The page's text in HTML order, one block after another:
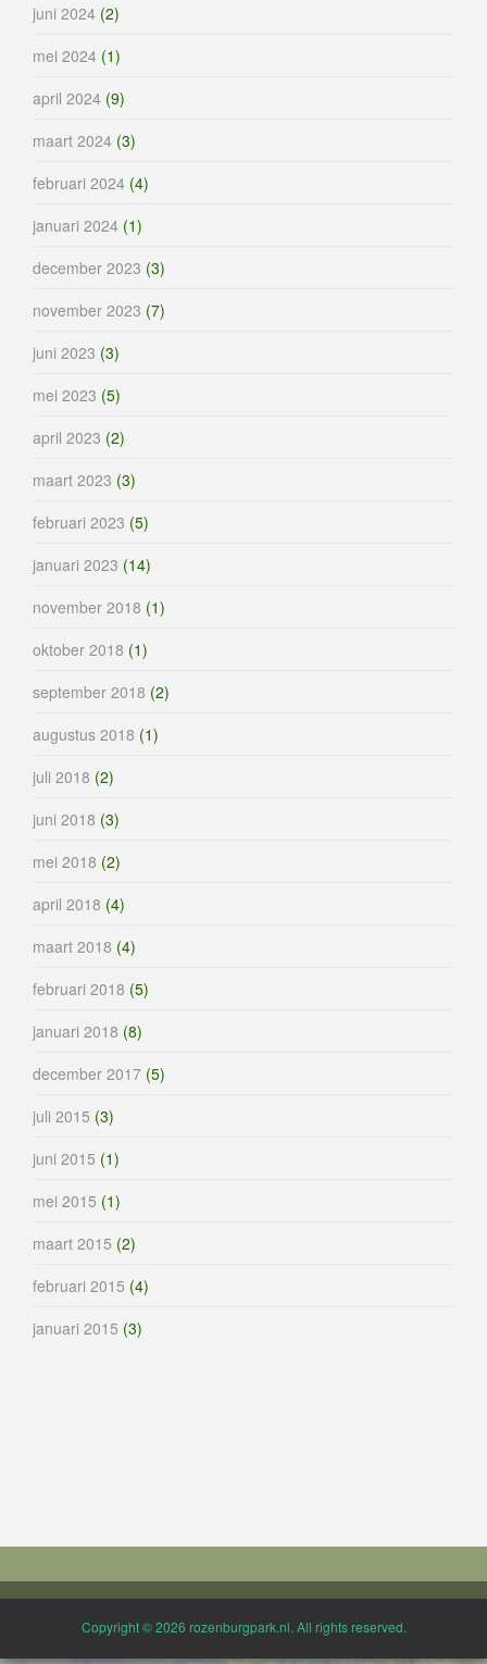
juni 2024 (2)
mei 2024 (1)
april 2024 (9)
maart 2024 (3)
februari 2024 (4)
januari 2024 (1)
december 2023 (3)
november 2023 (7)
juni 2023 (3)
mei 2023 (5)
april 2023 (2)
maart 2023 (3)
februari 2023 (5)
januari 2023 (14)
november 2018 (1)
oktober 2018 (1)
september 2018 (2)
augustus 2018 (1)
juli 2018 (2)
juni 2018 (3)
mei 2018 (2)
april 2018 (4)
maart 2018 (4)
februari 2018 (5)
januari 2018 (8)
december 2017 (5)
juli 2015 (3)
juni 2015 (1)
mei 2015 (1)
maart 2015 (2)
februari 2015 (4)
januari 2015 (3)
Copyright © 2026 rozenburgpark.nl. All rights reserved.